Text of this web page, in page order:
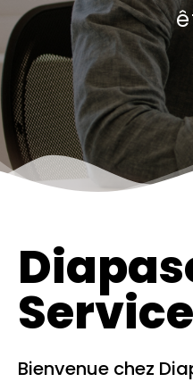
Service
Bienvenue chez